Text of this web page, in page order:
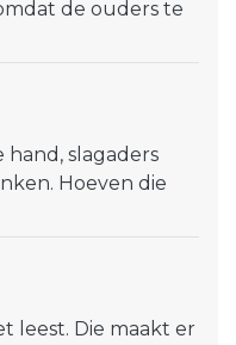
de ouders te
slagaders
Hoeven die
leest. Die maakt er